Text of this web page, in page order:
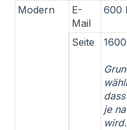
Modern
E-
Mail
600
Seite
G
je
wird.